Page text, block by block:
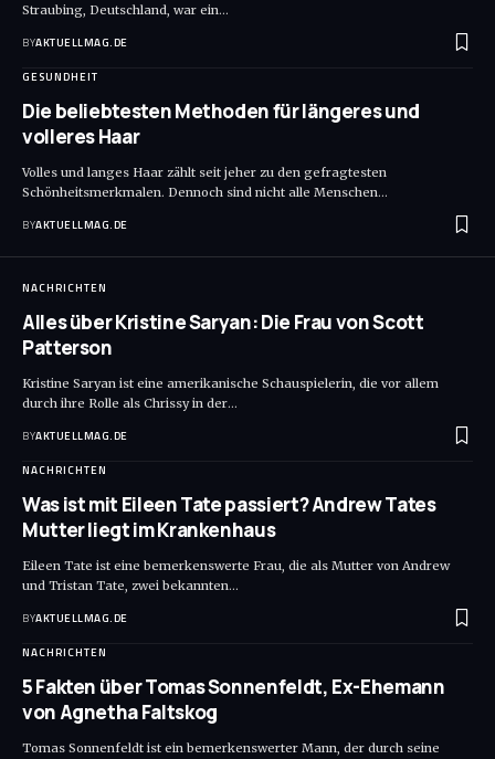
Straubing, Deutschland, war ein…
BYAKTUELLMAG.DE
GESUNDHEIT
Die beliebtesten Methoden für längeres und
volleres Haar
Volles und langes Haar zählt seit jeher zu den gefragtesten
Schönheitsmerkmalen. Dennoch sind nicht alle Menschen…
BYAKTUELLMAG.DE
NACHRICHTEN
Alles über Kristine Saryan: Die Frau von Scott
Patterson
Kristine Saryan ist eine amerikanische Schauspielerin, die vor allem
durch ihre Rolle als Chrissy in der…
BYAKTUELLMAG.DE
NACHRICHTEN
Was ist mit Eileen Tate passiert? Andrew Tates
Mutter liegt im Krankenhaus
Eileen Tate ist eine bemerkenswerte Frau, die als Mutter von Andrew
und Tristan Tate, zwei bekannten…
BYAKTUELLMAG.DE
NACHRICHTEN
5 Fakten über Tomas Sonnenfeldt, Ex-Ehemann
von Agnetha Faltskog
Tomas Sonnenfeldt ist ein bemerkenswerter Mann, der durch seine